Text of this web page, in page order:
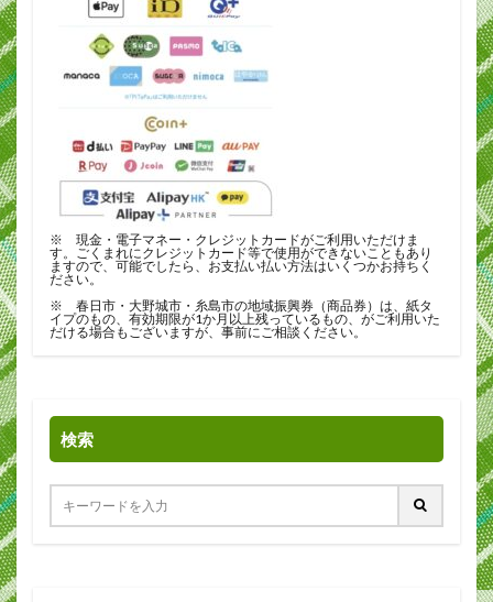
※ 現金・電子マネー・クレジットカードがご利用いただけま
す。ごくまれにクレジットカード等で使用ができないこともあり
ますので、可能でしたら、お支払い払い方法はいくつかお持ちく
ださい。
※ 春日市・大野城市・糸島市の地域振興券（商品券）は、紙タ
イプのもの、有効期限が1か月以上残っているもの、がご利用いた
だける場合もございますが、事前にご相談ください。
検索